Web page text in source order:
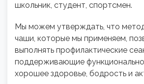
школьник, студент, спортсмен.
Мы можем утверждать, что
чаши, которые мы применяем,
выполнять профилактические
поддерживающие
хорошее здоровье, бодрость и